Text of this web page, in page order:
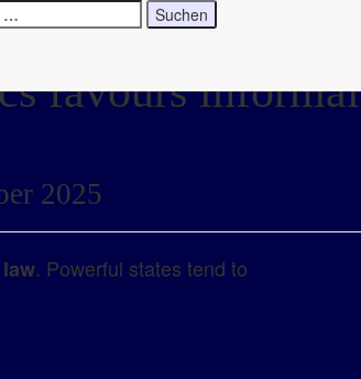
favours informal
2025
. Powerful states tend to